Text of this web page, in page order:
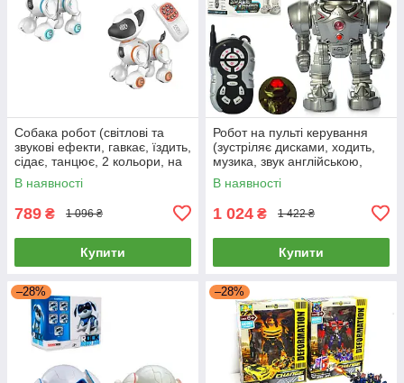
Собака робот (світлові та
звукові ефекти, гавкає, їздить,
сідає, танцює, 2 кольори, на
батарейках) 8006
В наявності
789 ₴ 1 096 ₴
Купити
Робот на пульті керування
(зустріляє дисками, ходить,
музика, звук англійською,
світло) 27108
В наявності
1 024 ₴ 1 422 ₴
Купити
–28% –28%